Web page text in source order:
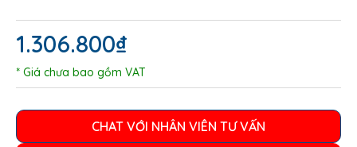
1.306.800₫
* Giá chưa bao gồm VAT
CHAT VỚI NHÂN VIÊN TƯ VẤN